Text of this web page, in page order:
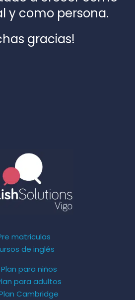
y como persona.
gracias!
matriculas
de inglés
Plan para niños
para adultos
Cambridge